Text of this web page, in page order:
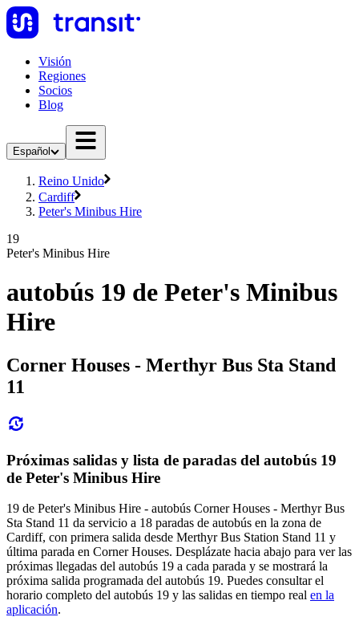
Visión
Regiones
Socios
Blog
Español
Reino Unido
Cardiff
Peter's Minibus Hire
19
Peter's Minibus Hire
autobús 19 de Peter's Minibus
Hire
Corner Houses - Merthyr Bus Sta Stand
11
Próximas salidas y lista de paradas del autobús 19
de Peter's Minibus Hire
19 de Peter's Minibus Hire - autobús Corner Houses - Merthyr Bus
Sta Stand 11 da servicio a 18 paradas de autobús en la zona de
Cardiff, con primera salida desde Merthyr Bus Station Stand 11 y
última parada en Corner Houses. Desplázate hacia abajo para ver las
próximas llegadas del autobús 19 a cada parada y se mostrará la
próxima salida programada del autobús 19. Puedes consultar el
horario completo del autobús 19 y las salidas en tiempo real en la
aplicación.